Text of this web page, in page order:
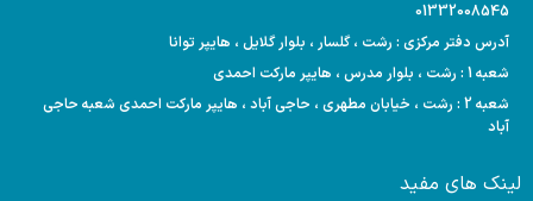
01332008545
آدرس دفتر مرکزی : رشت ، گلسار ، بلوار گلایل ، هایپر توانا
شعبه 1 : رشت ، بلوار مدرس ، هایپر مارکت احمدی
شعبه 2 : رشت ، خیابان مطهری ، حاجی آباد ، هایپر مارکت احمدی شعبه حاجی
آباد
لینک های مفید